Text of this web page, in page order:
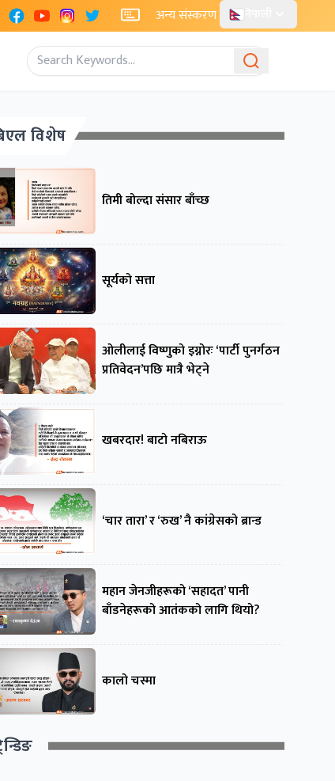
FacebookYouTubeInstagram
X अन्य संस्करण
विशेष
तिमी बोल्दा संसार बाँच्छ
सूर्यको सत्ता
ओलीलाई विष्णुको इग्नोरः ‘पार्टी पुनर्गठन
प्रतिवेदन’पछि मात्रै भेट्ने
खबरदार! बाटो नबिराऊ
‘चार तारा’ र ‘रुख’ नै कांग्रेसको ब्रान्ड
महान जेनजीहरूको ‘सहादत’ पानी
बाँडनेहरूको आतंकको लागि थियो?
कालो चस्मा